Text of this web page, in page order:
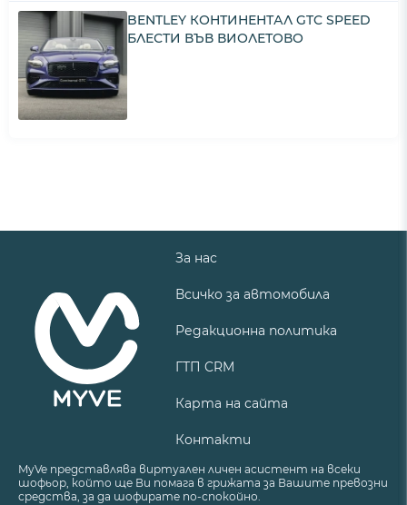
BENTLEY КОНТИНЕНТАЛ GTC SPEED
БЛЕСТИ ВЪВ ВИОЛЕТОВО
За нас
Всичко за автомобила
Редакционна политика
ГТП CRM
Карта на сайта
Контакти
MyVe представлява виртуален личен асистент на всеки
шофьор, който ще Ви помага в грижата за Вашите превозни
средства, за да шофирате по-спокойно.